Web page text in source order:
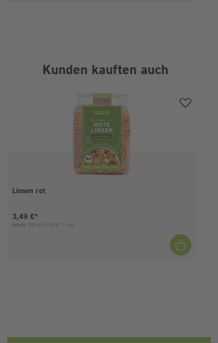
Kunden kauften auch
Linsen rot
Aktueller Preis:
3,49 €*
Inhalt: 500 g (6,98 €* / 1kg)